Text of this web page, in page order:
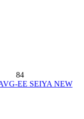
84
EE SEIYA NEW